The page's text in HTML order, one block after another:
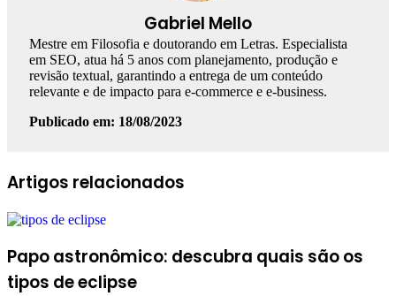
Gabriel Mello
Mestre em Filosofia e doutorando em Letras. Especialista
em SEO, atua há 5 anos com planejamento, produção e
revisão textual, garantindo a entrega de um conteúdo
relevante e de impacto para e-commerce e e-business.
Publicado em: 18/08/2023
Facebook
Linkedin
WhatsApp
Telegram
Artigos relacionados
Papo astronômico: descubra quais são os
tipos de eclipse